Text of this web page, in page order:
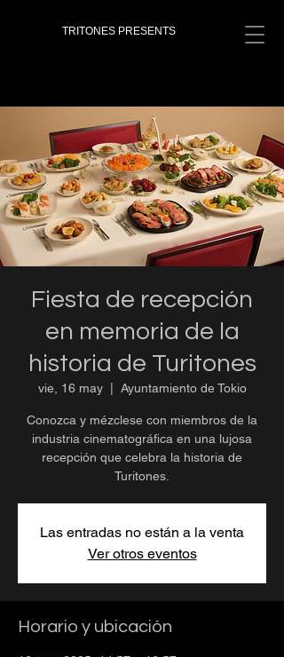
TRITONES PRESENTS
Fiesta de recepción
en memoria de la
historia de Turitones
vie, 16 may
  |
Ayuntamiento de Tokio
Conozca y mézclese con miembros de la
industria cinematográfica en una lujosa
recepción que celebra la historia de
Turitones.
Las entradas no están a la venta
Ver otros eventos
Horario y ubicación